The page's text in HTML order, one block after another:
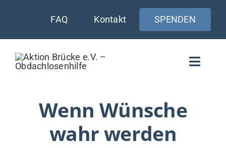
springen
FAQ Kontakt SPENDEN
Toggle
Wenn Wünsche
wahr werden